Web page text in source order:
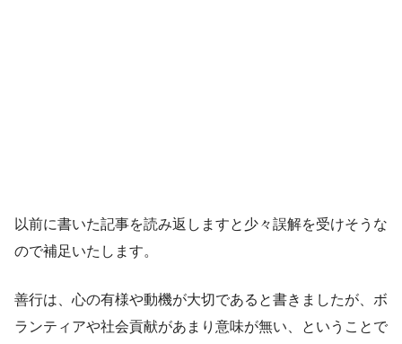
以前に書いた記事を読み返しますと少々誤解を受けそうな
ので補足いたします。
善行は、心の有様や動機が大切であると書きましたが、ボ
ランティアや社会貢献があまり意味が無い、ということで